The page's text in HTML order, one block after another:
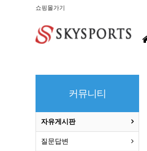
쇼핑몰가기
커뮤니티
자유게시판
질문답변